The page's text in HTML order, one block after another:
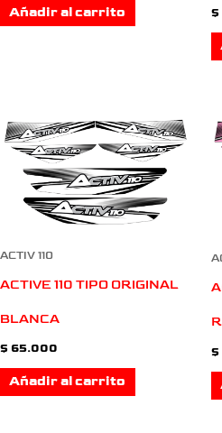
Añadir al carrito $
ACTIV 110
ACTIVE 110 TIPO ORIGINAL
BLANCA
$ 65.000
Añadir al carrito
$